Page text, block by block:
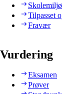
Skolemiljø
Tilpasset
Fravær
Vurdering
Eksamen
Prøver